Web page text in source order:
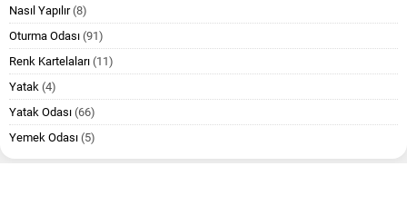
Nasıl Yapılır(8)
Oturma Odası (91)
Renk Kartelaları (11)
Yatak (4)
Yatak Odası (66)
Yemek Odası (5)